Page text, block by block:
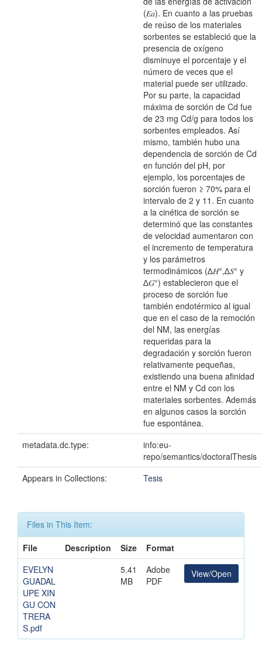
(𝐸𝑎). En cuanto a las pruebas
de reúso de los materiales
sorbentes se estableció que la
presencia de oxígeno
disminuye el porcentaje y el
número de veces que el
material puede ser utilizado.
Por su parte, la capacidad
máxima de sorción de Cd fue
de 23 mg Cd/g para todos los
sorbentes empleados. Así
mismo, también hubo una
dependencia de sorción de Cd
en función del pH, por
ejemplo, los porcentajes de
sorción fueron ≥ 70% para el
intervalo de 2 y 11. En cuanto
a la cinética de sorción se
determinó que las constantes
de velocidad aumentaron con
el incremento de temperatura
y los parámetros
termodinámicos (∆𝐻°,∆𝑆° y
∆𝐺°) establecieron que el
proceso de sorción fue
también endotérmico al igual
que en el caso de la remoción
del NM, las energías
requeridas para la
degradación y sorción fueron
relativamente pequeñas,
existiendo una buena afinidad
entre el NM y Cd con los
materiales sorbentes. Además
en algunos casos la sorción
fue espontánea.
metadata.dc.type:
info:eu-
repo/semantics/doctoralThesis
Appears in Collections:
Tesis
Files in This Item:
File
Description Size
Format
EVELYN
GUADAL
UPE XIN
GU CON
TRERA
S.pdf
5.41
MB
Adobe
PDF
View/Open